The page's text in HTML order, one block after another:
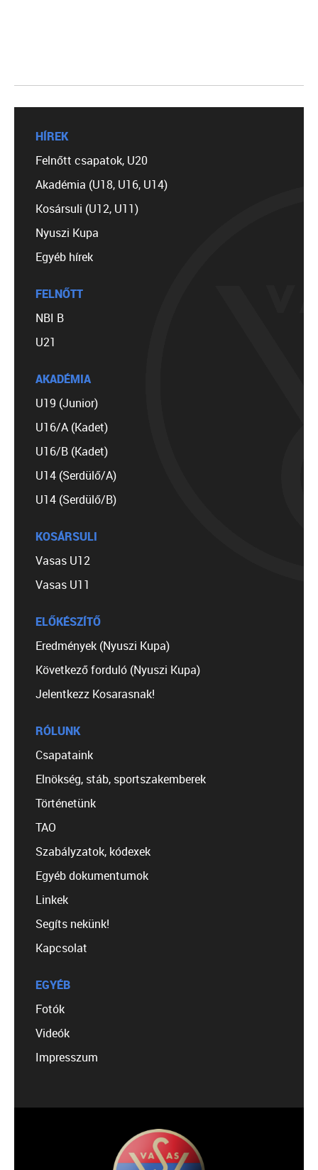
HÍREK
Felnőtt csapatok, U20
Akadémia (U18, U16, U14)
Kosársuli (U12, U11)
Nyuszi Kupa
Egyéb hírek
FELNŐTT
NBI B
U21
AKADÉMIA
U19 (Junior)
U16/A (Kadet)
U16/B (Kadet)
U14 (Serdülő/A)
U14 (Serdülő/B)
KOSÁRSULI
Vasas U12
Vasas U11
ELŐKÉSZÍTŐ
Eredmények (Nyuszi Kupa)
Következő forduló (Nyuszi Kupa)
Jelentkezz Kosarasnak!
RÓLUNK
Csapataink
Elnökség, stáb, sportszakemberek
Történetünk
TAO
Szabályzatok, kódexek
Egyéb dokumentumok
Linkek
Segíts nekünk!
Kapcsolat
EGYÉB
Fotók
Videók
Impresszum